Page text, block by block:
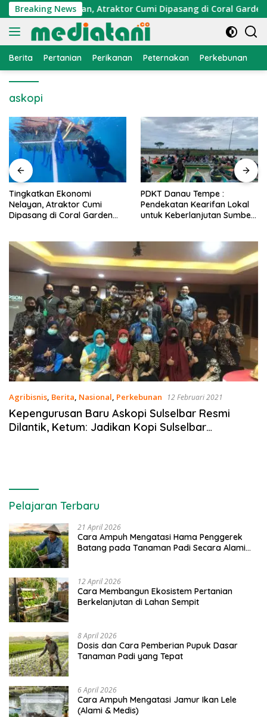
Langsung
ke
konten
Breaking News
Nelayan, Atraktor Cumi Dipasang di Coral Garden
Berita Pertanian Perikanan Peternakan Perkebunan
askopi
PDKT Danau Tempe :
Pendekatan Kearifan Lokal
untuk Keberlanjutan Sumber
Cara Mengatasi Penyakit
PMK pada Sapi Perah Secara
Alami dan Medis
Agribisnis, Berita, Nasional, Perkebunan 12 Februari 2021
Kepengurusan Baru Askopi Sulselbar Resmi
Dilantik, Ketum: Jadikan Kopi Sulselbar
Pelajaran Terbaru
21 April 2026
Cara Ampuh Mengatasi Hama Penggerek
Batang pada Tanaman Padi Secara Alami
12 April 2026
Cara Membangun Ekosistem Pertanian
Berkelanjutan di Lahan Sempit
8 April 2026
Dosis dan Cara Pemberian Pupuk Dasar
Tanaman Padi yang Tepat
6 April 2026
Cara Ampuh Mengatasi Jamur Ikan Lele
(Alami & Medis)